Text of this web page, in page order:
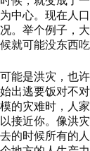
为中心。现在人
况。举个例子，
候就可能没东西吃
可能是洪灾，也
始出逃要饭对不
模的灾难时，人
以接近你。像洪
去的时候所有的